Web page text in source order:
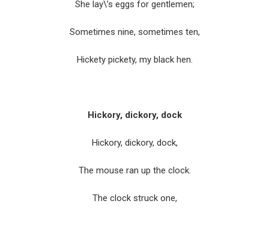
She lay\’s eggs for gentlemen;
Sometimes nine, sometimes ten,
Hickety pickety, my black hen.
Hickory, dickory, dock
Hickory, dickory, dock,
The mouse ran up the clock.
The clock struck one,